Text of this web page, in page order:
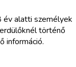
alatti személyek
történő
információ.